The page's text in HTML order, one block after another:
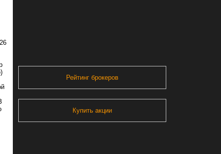
Рейтинг брокеров
Купить акции